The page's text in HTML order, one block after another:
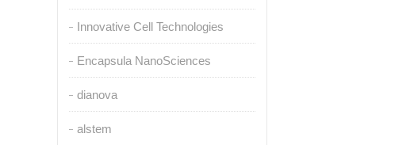
Innovative Cell Technologies
Encapsula NanoSciences
dianova
alstem